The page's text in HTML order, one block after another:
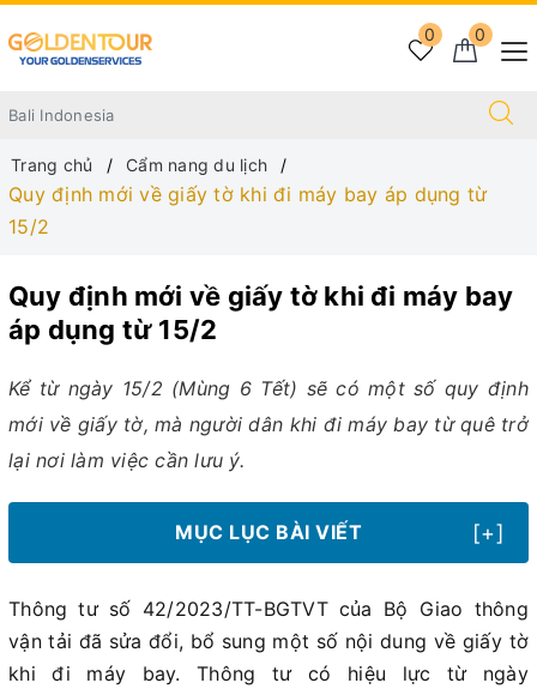
0
0
Trang chủ Cẩm nang du lịch
Quy định mới về giấy tờ khi đi máy bay áp dụng từ
15/2
Quy định mới về giấy tờ khi đi máy bay
áp dụng từ 15/2
Kể từ ngày 15/2 (Mùng 6 Tết) sẽ có một số quy định
mới về giấy tờ, mà người dân khi đi máy bay từ quê trở
lại nơi làm việc cần lưu ý.
MỤC LỤC BÀI VIẾT [+]
Thông tư số 42/2023/TT-BGTVT của Bộ Giao thông
vận tải đã sửa đổi, bổ sung một số nội dung về giấy tờ
khi đi máy bay. Thông tư có hiệu lực từ ngày